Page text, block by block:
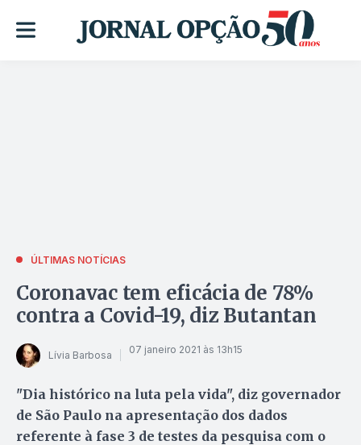
ÚLTIMAS NOTÍCIAS
Coronavac tem eficácia de 78%
contra a Covid-19, diz Butantan
Lívia Barbosa 07 janeiro 2021 às 13h15
"Dia histórico na luta pela vida", diz governador
de São Paulo na apresentação dos dados
referente à fase 3 de testes da pesquisa com o